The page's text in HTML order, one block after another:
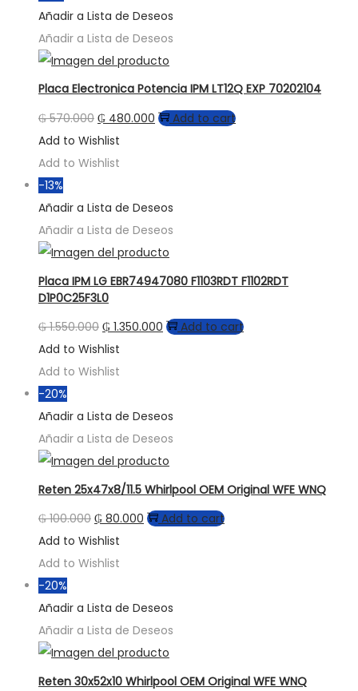
Añadir a Lista de Deseos
Añadir a Lista de Deseos
Placa Electronica Potencia IPM LT12Q EXP 70202104
₲570.000 ₲ 480.000
Add to cart
Add to Wishlist
Add to Wishlist
-13%
Añadir a Lista de Deseos
Añadir a Lista de Deseos
Placa IPM LG EBR74947080 F1103RDT F1102RDT
D1P0C25F3L0
₲1.550.000 ₲ 1.350.000
Add to cart
Add to Wishlist
Add to Wishlist
-20%
Añadir a Lista de Deseos
Añadir a Lista de Deseos
Reten 25x47x8/11.5 Whirlpool OEM Original WFE WNQ
₲100.000 ₲ 80.000
Add to cart
Add to Wishlist
Add to Wishlist
-20%
Añadir a Lista de Deseos
Añadir a Lista de Deseos
Reten 30x52x10 Whirlpool OEM Original WFE WNQ